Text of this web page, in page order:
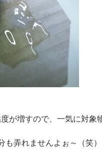
が増すので、一気に対象
も弄れませんよぉ～（笑）